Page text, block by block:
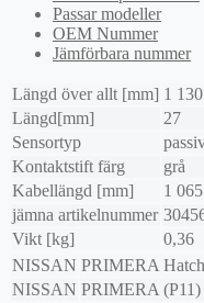
Passar modeller
OEM Nummer
Jämförbara nummer
Längd över allt [mm] 1 130
Längd[mm]
27
Sensortyp
Kontaktstift färg
grå
Kabellängd [mm]
1 065
jämna artikelnummer
Vikt [kg]
0,36
NISSAN PRIMERA
NISSAN PRIMERA (P11)